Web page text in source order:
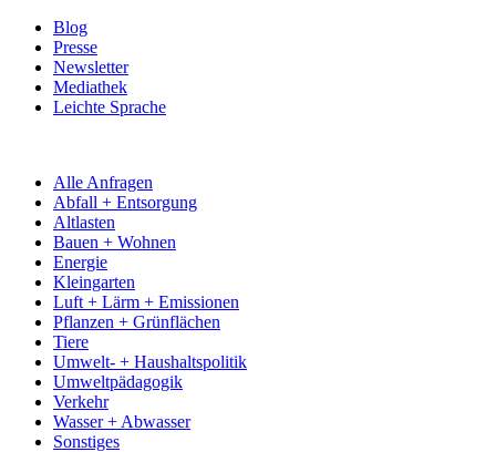
Blog
Presse
Newsletter
Mediathek
Leichte Sprache
Alle Anfragen
Abfall + Entsorgung
Altlasten
Bauen + Wohnen
Energie
Kleingarten
Luft + Lärm + Emissionen
Pflanzen + Grünflächen
Tiere
Umwelt- + Haushaltspolitik
Umweltpädagogik
Verkehr
Wasser + Abwasser
Sonstiges